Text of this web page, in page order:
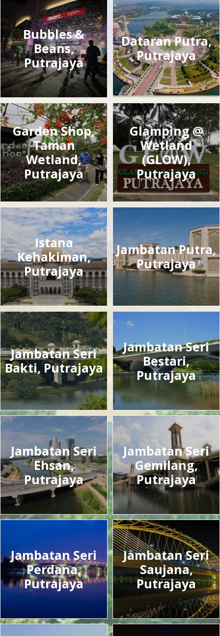
Bubbles &
Beans,
Putrajaya
Dataran Putra,
Putrajaya
Garden Shop,
Taman
Wetland,
Putrajaya
Glamping @
Wetland
(GLOW),
Putrajaya
Istana
Kehakiman,
Putrajaya
Jambatan Putra,
Putrajaya
Jambatan Seri
Bakti, Putrajaya
Jambatan Seri
Bestari,
Putrajaya
Jambatan Seri
Ehsan,
Putrajaya
Jambatan Seri
Gemilang,
Putrajaya
Jambatan Seri
Perdana,
Putrajaya
Jambatan Seri
Saujana,
Putrajaya